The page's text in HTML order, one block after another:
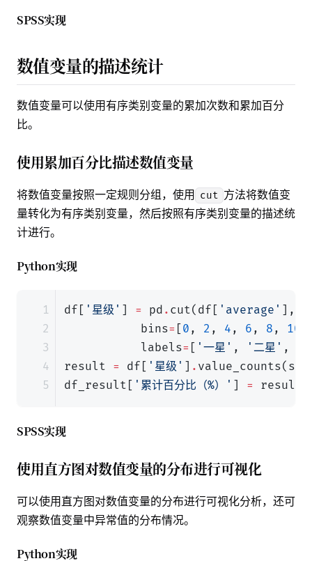
SPSS实现
数值变量的描述统计
数值变量可以使用有序类别变量的累加次数和累加百分
比。
使用累加百分比描述数值变量
将数值变量按照一定规则分组，使用 cut 方法将数值变
量转化为有序类别变量，然后按照有序类别变量的描述统
计进行。
Python实现
df [ '星级' ] = pd . cut( df [ 'average' ],
bins= [ 0 , 2 , 4 , 6 , 8 , 10
labels= [ '一星' , '二星' ,
result = df [ '星级' ] . value_counts(
df_result [ '累计百分比（%）' ] = result
SPSS实现
使用直方图对数值变量的分布进行可视化
可以使用直方图对数值变量的分布进行可视化分析，还可
观察数值变量中异常值的分布情况。
Python实现